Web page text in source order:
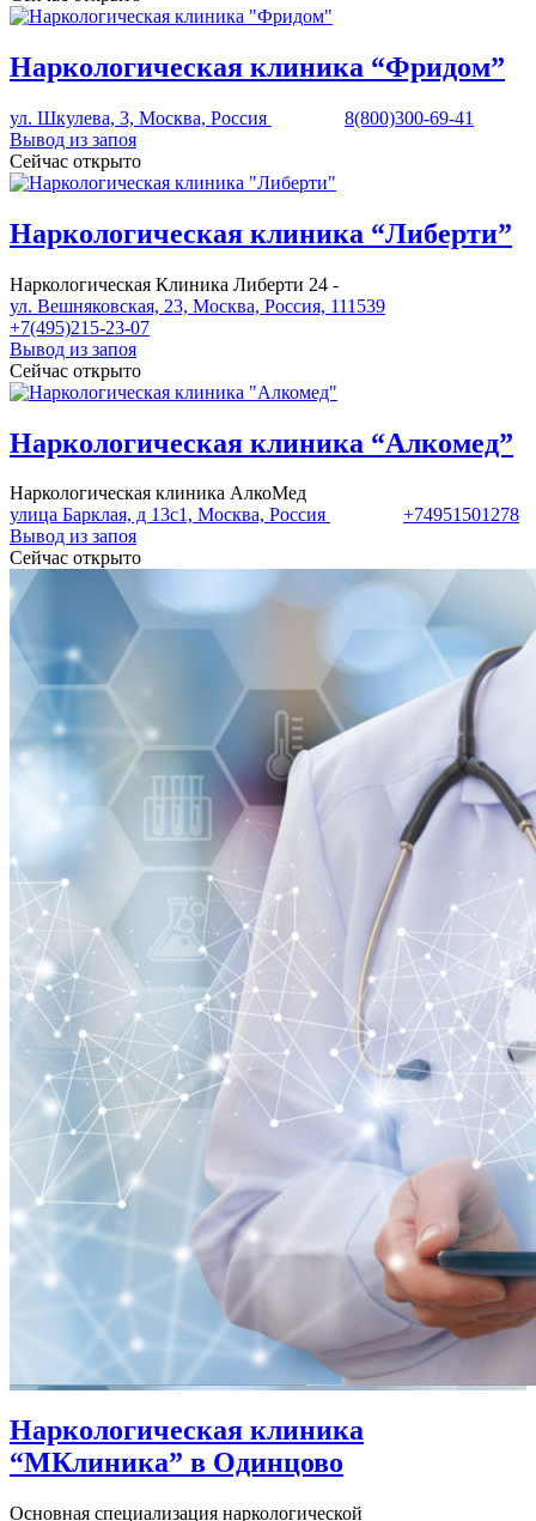
Наркологическая клиника “Фридом”
ул. Шкулева, 3, Москва, Россия
8(800)300-69-41
Вывод из запоя
Сейчас открыто
Наркологическая клиника “Либерти”
Наркологическая Клиника Либерти 24 -
ул. Вешняковская, 23, Москва, Россия, 111539
+7(495)215-23-07
Вывод из запоя
Сейчас открыто
Наркологическая клиника “Алкомед”
Наркологическая клиника АлкоМед
улица Барклая, д 13с1, Москва, Россия
+74951501278
Вывод из запоя
Сейчас открыто
Наркологическая клиника
“МКлиника” в Одинцово
Основная специализация наркологической